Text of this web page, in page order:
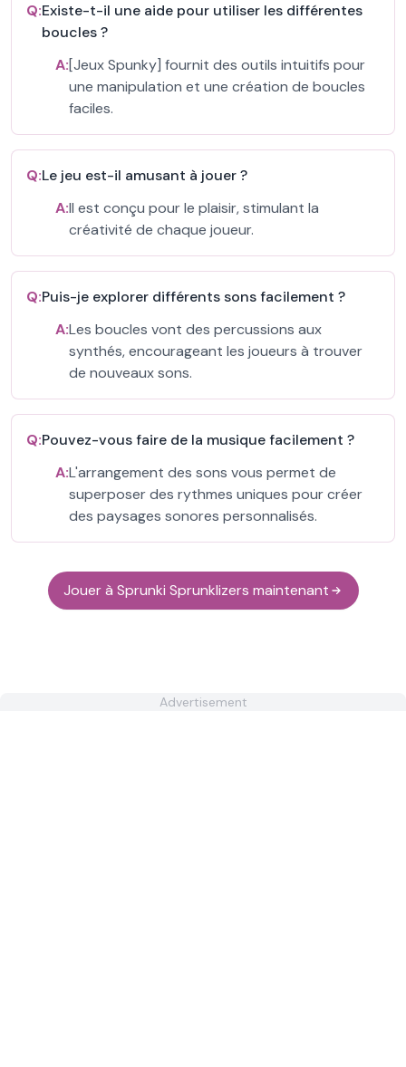
Q:Existe-t-il une aide pour utiliser les différentes
boucles ?
A:[Jeux Spunky] fournit des outils intuitifs pour
une manipulation et une création de boucles
faciles.
Q:Le jeu est-il amusant à jouer ?
A:Il est conçu pour le plaisir, stimulant la
créativité de chaque joueur.
Q:Puis-je explorer différents sons facilement ?
A:Les boucles vont des percussions aux
synthés, encourageant les joueurs à trouver
de nouveaux sons.
Q:Pouvez-vous faire de la musique facilement ?
A:L'arrangement des sons vous permet de
superposer des rythmes uniques pour créer
des paysages sonores personnalisés.
Jouer à Sprunki Sprunklizers maintenant
Advertisement